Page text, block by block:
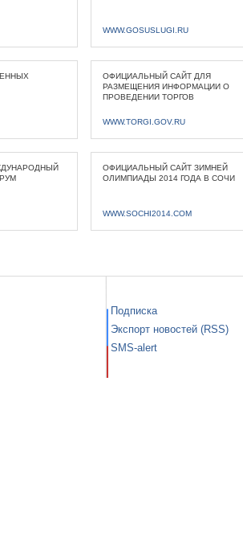
WWW.GOSUSLUGI.RU
ОФИЦИАЛЬНЫЙ САЙТ ДЛЯ
РАЗМЕЩЕНИЯ ИНФОРМАЦИИ О
ПРОВЕДЕНИИ ТОРГОВ
WWW.TORGI.GOV.RU
ОФИЦИАЛЬНЫЙ САЙТ ЗИМНЕЙ
ОЛИМПИАДЫ 2014 ГОДА В СОЧИ
WWW.SOCHI2014.COM
Подписка
Экспорт новостей (RSS)
SMS-alert